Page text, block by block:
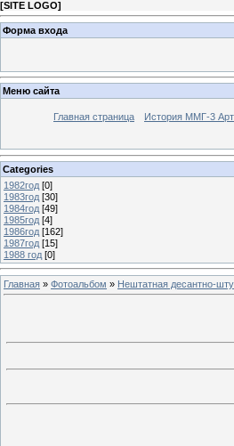
[SITE LOGO]
Форма входа
Меню сайта
Главная страница История ММГ-3
Categories
1982год [0]
1983год [30]
1984год [49]
1985год [4]
1986год [162]
1987год [15]
1988 год [0]
Главная » Фотоальбом » Нештатная десантно-